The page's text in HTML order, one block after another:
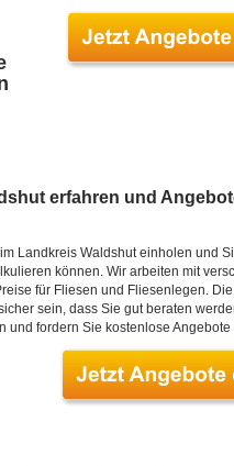
erfahren und
Landkreis Waldshut einholen und
können. Wir arbeiten mit
für Fliesen und Fliesenlegen.
sein, dass Sie gut beraten
und fordern Sie kostenlose